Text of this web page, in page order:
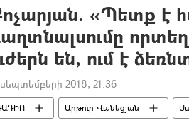
«Պետք է
են, ում է
սեպտեմբերի 2018, 21:36
Արթուր Վանեցյան